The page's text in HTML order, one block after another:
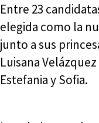
Entre 23
elegida como la
junto a sus
Luisana
Estefania y Sofia.